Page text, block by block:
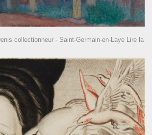
collectionneur - Saint-Germain-en-Laye
Lire la